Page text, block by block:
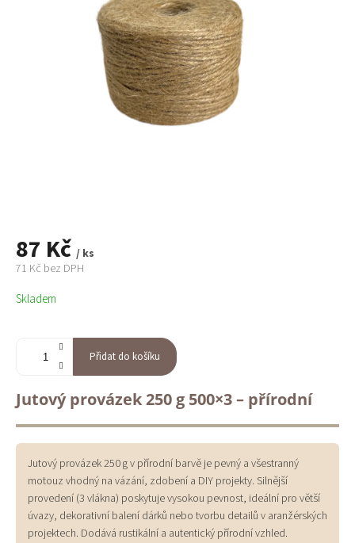
87 Kč / ks
71 Kč bez DPH
Měrná
cena:
Skladem
Přidat do košíku
Jutový provázek 250 g 500×3 – přírodní
Jutový provázek 250 g v přírodní barvě je pevný a všestranný
motouz vhodný na vázání, zdobení a DIY projekty. Silnější
provedení (3 vlákna) poskytuje vysokou pevnost, ideální pro větší
úvazy, dekorativní balení dárků nebo tvorbu detailů v aranžérských
projektech. Dodává rustikální a autentický přírodní vzhled.